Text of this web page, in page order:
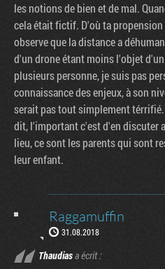
les notions de bien et de mal.
cela était fictif. D'où ta
observe que la distance a
d'un drone étant moins l'objet
plusieurs personne, je suis pas
connaissance des enjeux, à son
serait pas tout simplement
dit, l'important c'est d'en discuter
lieu, ce sont les parents qui sont
leur enfant.
Raggamuffin
31.08.2018
Thaudiasa écrit :